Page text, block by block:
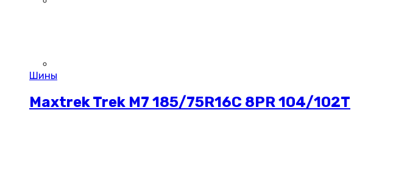
Шины
Maxtrek Trek M7 185/75R16C 8PR 104/102T